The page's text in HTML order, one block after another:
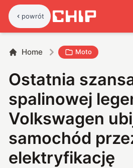
powrót
Home Moto
Ostatnia
spalinowej
Volkswagen
samochód
elektryfikację